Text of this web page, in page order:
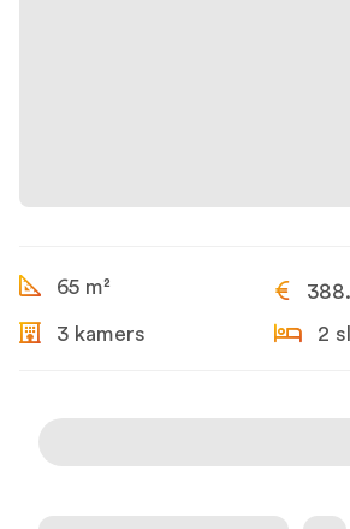
65 m²
3 kamers 2